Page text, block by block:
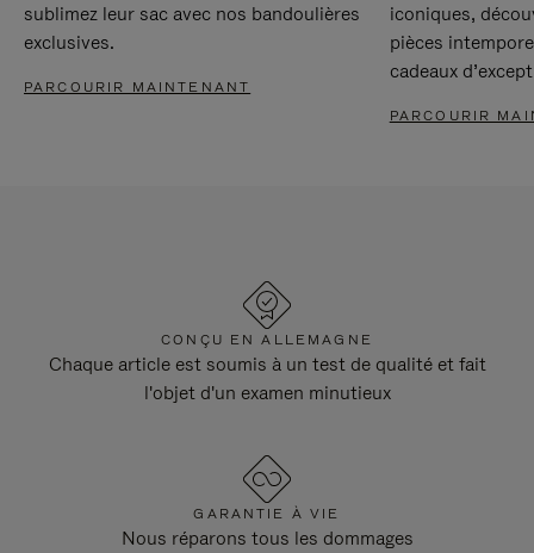
sublimez leur sac avec nos bandoulières
exclusives.
PARCOURIR MAINTENANT
iconiques,
pièces
cadeaux
PARCOURIR
CONÇU EN ALLEMAGNE
Chaque article est soumis à un test de qualité et fait
l'objet d'un examen minutieux
GARANTIE À VIE
Nous réparons tous les dommages